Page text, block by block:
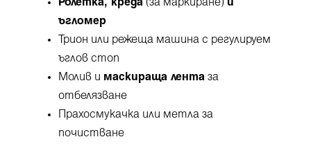
Ролетка, креда (за маркиране) и
ъгломер
Трион или режеща машина с регулируем
ъглов стоп
Молив и маскираща лента за
отбелязване
Прахосмукачка или метла за
почистване